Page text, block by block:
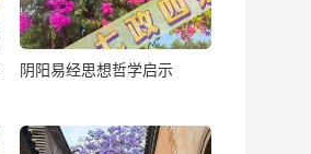
阴阳易经思想哲学启示